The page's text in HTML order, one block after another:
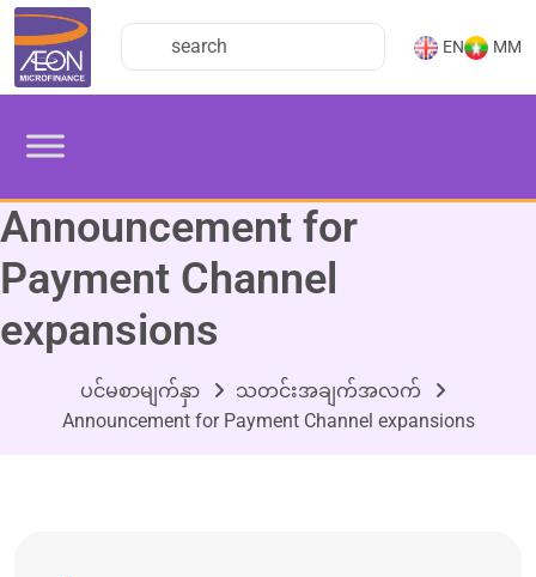
EN MM
Announcement for
Payment Channel
expansions
ပင်မစာမျက်နှာ
သတင်းအချက်အလက်
Announcement for Payment Channel expansions